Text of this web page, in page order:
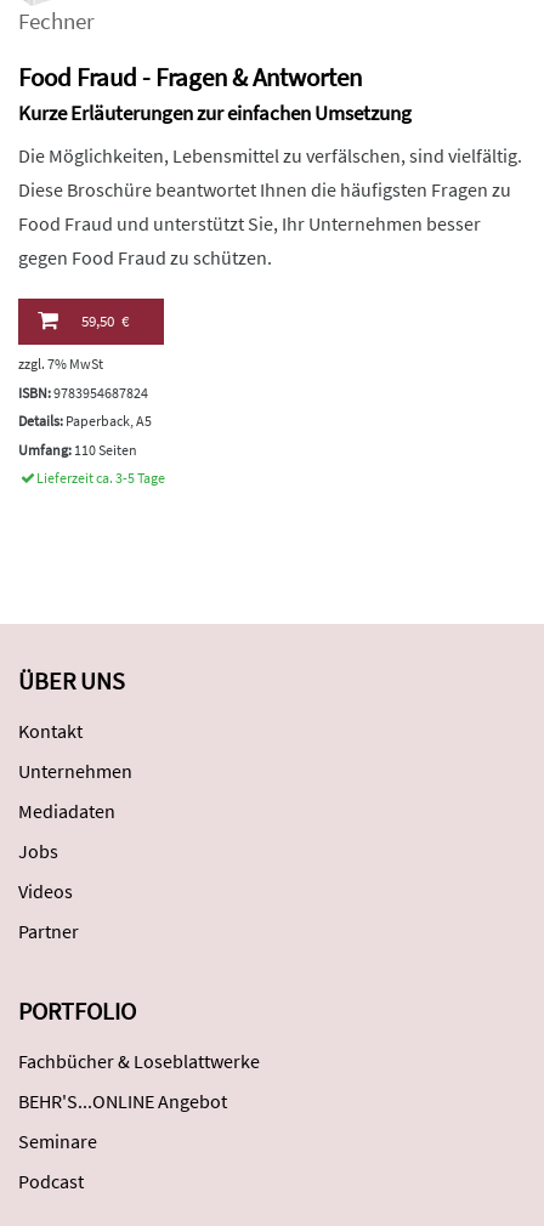
Fechner
Food Fraud - Fragen & Antworten
Kurze Erläuterungen zur einfachen Umsetzung
Die Möglichkeiten, Lebensmittel zu verfälschen, sind vielfältig.
Diese Broschüre beantwortet Ihnen die häufigsten Fragen zu
Food Fraud und unterstützt Sie, Ihr Unternehmen besser
gegen Food Fraud zu schützen.
59,50 €
zzgl. 7% MwSt
ISBN:9783954687824
Details: Paperback, A5
Umfang: 110 Seiten
Lieferzeit ca. 3-5 Tage
ÜBER UNS
Kontakt
Unternehmen
Mediadaten
Jobs
Videos
Partner
PORTFOLIO
Fachbücher & Loseblattwerke
BEHR'S...ONLINE Angebot
Seminare
Podcast